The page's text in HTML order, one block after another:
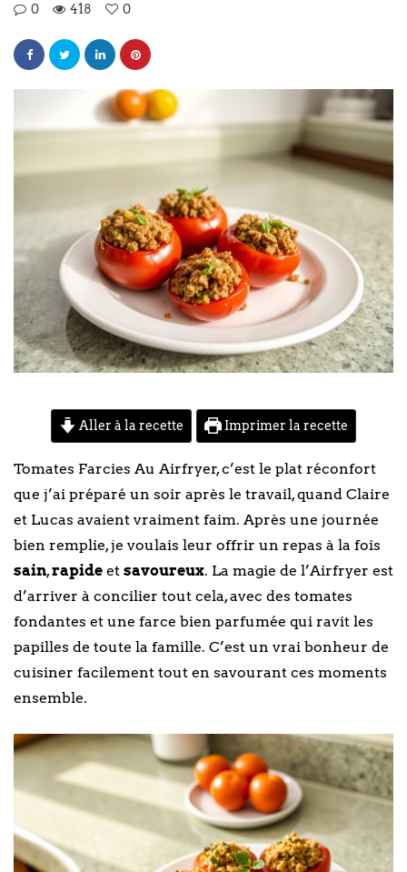
0 418 0
Aller à la recette Imprimer la recette
Tomates Farcies Au Airfryer, c’est le plat réconfort
que j’ai préparé un soir après le travail, quand Claire
et Lucas avaient vraiment faim. Après une journée
bien remplie, je voulais leur offrir un repas à la fois
sain,rapide et savoureux. La magie de l’Airfryer est
d’arriver à concilier tout cela, avec des tomates
fondantes et une farce bien parfumée qui ravit les
papilles de toute la famille. C’est un vrai bonheur de
cuisiner facilement tout en savourant ces moments
ensemble.